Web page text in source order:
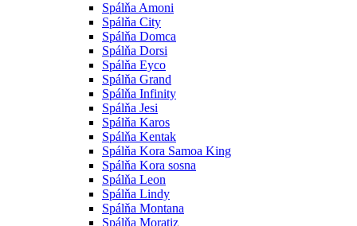
Spálňa Amoni
Spálňa City
Spálňa Domca
Spálňa Dorsi
Spálňa Eyco
Spálňa Grand
Spálňa Infinity
Spálňa Jesi
Spálňa Karos
Spálňa Kentak
Spálňa Kora Samoa King
Spálňa Kora sosna
Spálňa Leon
Spálňa Lindy
Spálňa Montana
Spálňa Moratiz